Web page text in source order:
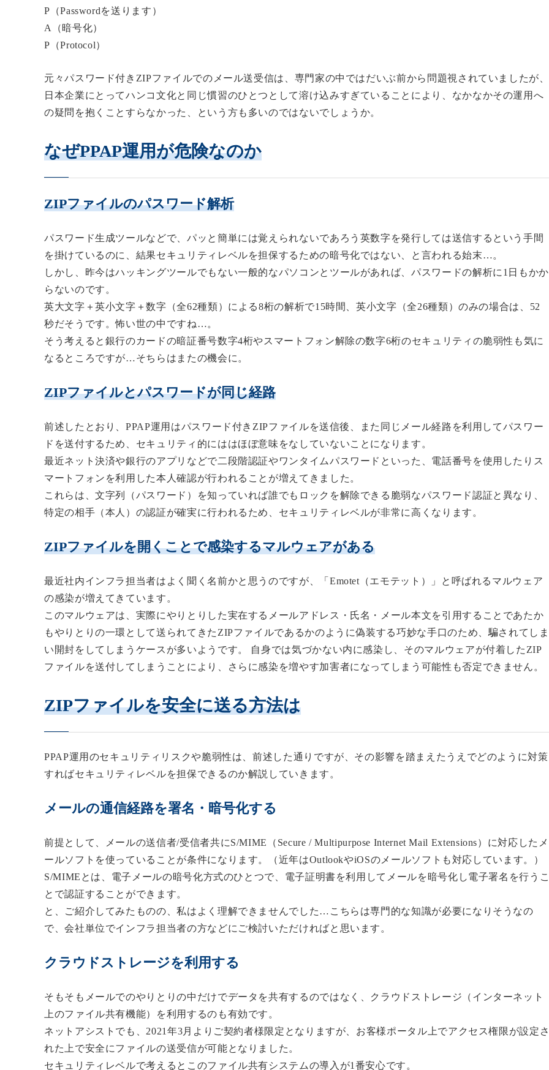
P（Passwordを送ります）
A（暗号化）
P（Protocol）
元々パスワード付きZIPファイルでのメール送受信は、専門家の中ではだいぶ前から問題視されていましたが、
日本企業にとってハンコ文化と同じ慣習のひとつとして溶け込みすぎていることにより、なかなかその運用へ
の疑問を抱くことすらなかった、という方も多いのではないでしょうか。
なぜPPAP運用が危険なのか
ZIPファイルのパスワード解析
パスワード生成ツールなどで、パッと簡単には覚えられないであろう英数字を発行しては送信するという手間
を掛けているのに、結果セキュリティレベルを担保するための暗号化ではない、と言われる始末…。
しかし、昨今はハッキングツールでもない一般的なパソコンとツールがあれば、パスワードの解析に1日もかか
らないのです。
英大文字＋英小文字＋数字（全62種類）による8桁の解析で15時間 、英小文字（全26種類）のみの場合は、 52
秒だそうです。怖い世の中ですね…。
そう考えると銀行のカードの暗証番号数字4桁やスマートフォン解除の数字6桁のセキュリティの脆弱性も気に
なるところですが…そちらはまたの機会に。
ZIPファイルとパスワードが同じ経路
前述したとおり、PPAP運用はパスワード付きZIPファイルを送信後、また同じメール経路を利用してパスワー
ドを送付するため、セキュリティ的にははほぼ意味をなしていないことになります。
最近ネット決済や銀行のアプリなどで二段階認証やワンタイムパスワードといった、電話番号を使用したりス
マートフォンを利用した本人確認が行われることが増えてきました。
これらは、文字列（パスワード）を知っていれば誰でもロックを解除できる脆弱なパスワード認証と異なり、
特定の相手（本人）の認証が確実に行われるため、セキュリティレベルが非常に高くなります。
ZIPファイルを開くことで感染するマルウェアがある
最近社内インフラ担当者はよく聞く名前かと思うのですが、
「Emotet（エモテット）」と呼ばれるマルウェア
の感染が増えてきています。
このマルウェアは、実際にやりとりした実在するメールアドレス・氏名・メール本文を引用することであたか
もやりとりの一環として送られてきたZIPファイルであるかのように偽装する巧妙な手口のため、騙されてしま
い開封をしてしまうケースが多いようです。 自身では気づかない内に感染し、そのマルウェアが付着したZIP
ファイルを送付してしまうことにより、さらに感染を増やす加害者になってしまう可能性も否定できません。
ZIPファイルを安全に送る方法は
PPAP運用のセキュリティリスクや脆弱性は、前述した通りですが、その影響を踏まえたうえでどのように対策
すればセキュリティレベルを担保できるのか解説していきます。
メールの通信経路を署名・暗号化する
前提として、メールの送信者/受信者共にS/MIME（Secure / Multipurpose Internet Mail Extensions） に対応したメ
ールソフトを使っていることが条件になります。（近年はOutlookやiOSのメールソフトも対応しています。）
S/MIMEとは、電子メールの暗号化方式のひとつで、電子証明書を利用してメールを暗号化し電子署名を行うこ
とで認証することができます。
と、ご紹介してみたものの、私はよく理解できませんでした…こちらは専門的な知識が必要になりそうなの
で、会社単位でインフラ担当者の方などにご検討いただければと思います。
クラウドストレージを利用する
そもそもメールでのやりとりの中だけでデータを共有するのではなく、 クラウドストレージ（インターネット
上のファイル共有機能）を利用するのも有効です。
ネットアシストでも、2021年3月より ご契約者様限定 となりますが、お客様ポータル上でアクセス権限が設定さ
れた上で安全にファイルの送受信が可能となりました。
セキュリティレベルで考えるとこのファイル共有システムの導入が1番安心です。